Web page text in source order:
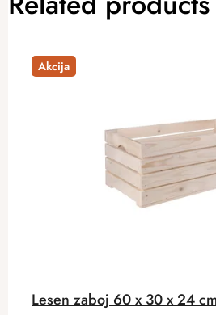
Akcija
Lesen zaboj 60 x 30 x 24